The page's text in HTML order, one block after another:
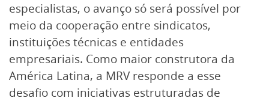
especialistas, o avanço só será possível por
meio da cooperação entre sindicatos,
instituições técnicas e entidades
empresariais. Como maior construtora da
América Latina, a MRV responde a esse
desafio com iniciativas estruturadas de